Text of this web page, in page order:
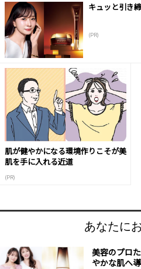
キュッと引き
(PR)
肌が健やかになる環境作りこそが美
肌を手に入れる近道
(PR)
あなたに
美容のプロ
やかな肌へ